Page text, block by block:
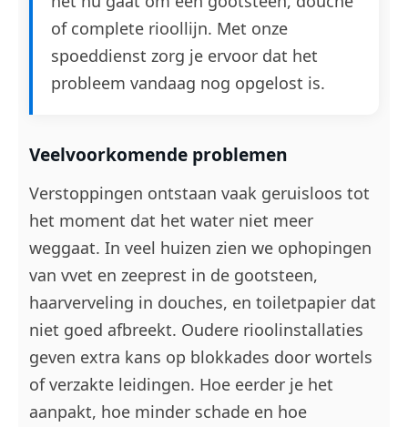
of complete rioollijn. Met onze
spoeddienst zorg je ervoor dat het
probleem vandaag nog opgelost is.
Veelvoorkomende problemen
Verstoppingen ontstaan vaak geruisloos tot
het moment dat het water niet meer
weggaat. In veel huizen zien we ophopingen
van vvet en zeeprest in de gootsteen,
haarverveling in douches, en toiletpapier dat
niet goed afbreekt. Oudere rioolinstallaties
geven extra kans op blokkades door wortels
of verzakte leidingen. Hoe eerder je het
aanpakt, hoe minder schade en hoe